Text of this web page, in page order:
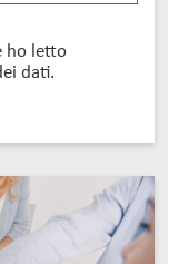
ho letto
dati.